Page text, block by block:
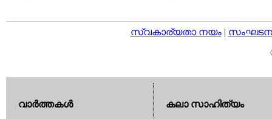
സ്വകാര്യതാ നയം|
വാര്‍ത്തകള്‍
കലാ സാഹിത്യം